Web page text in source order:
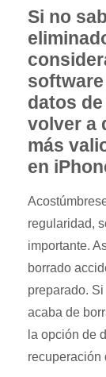
Si no
datos
volver a
más
en
regularidad,
importante.
borrado
preparado.
acaba de
la opción de
recuperación